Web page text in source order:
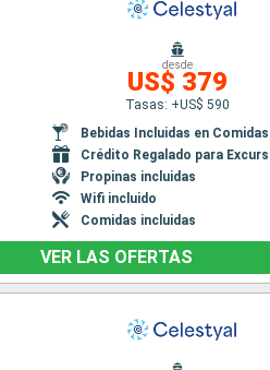
desde
US$ 379
Tasas: +US$ 590
Bebidas Incluidas en Comidas
Crédito Regalado para
Propinas incluidas
Wifi incluido
Comidas incluidas
VER LAS OFERTAS